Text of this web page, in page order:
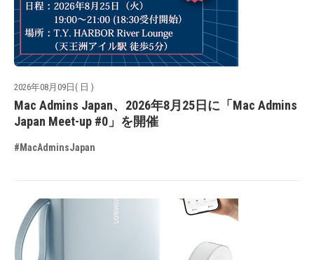
2026年08月09日( 日 )
Mac Admins Japan、2026年8月25日に「Mac Admins
Japan Meet-up #0」を開催
#MacAdminsJapan